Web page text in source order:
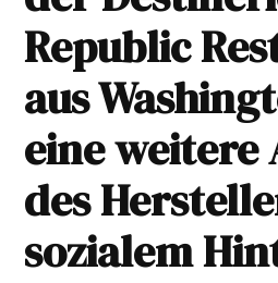
Republic
aus
eine
des
sozialem